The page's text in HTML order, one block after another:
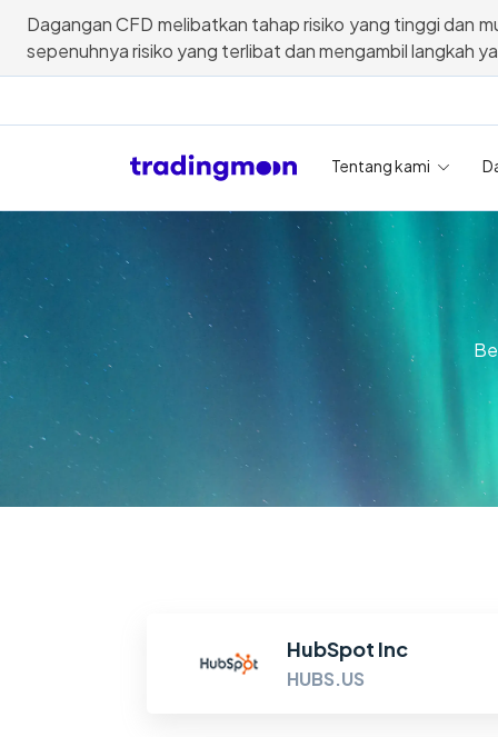
Dagangan CFD melibatkan tahap risiko yang tinggi dan
sepenuhnya risiko yang terlibat dan mengambil langkah
Tentang kami
HubSpot Inc
HUBS.US